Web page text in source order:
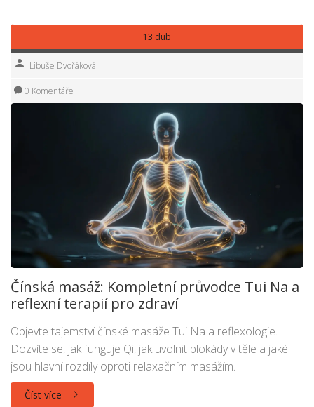
13 dub
Libuše Dvořáková
0 Komentáře
Čínská masáž: Kompletní průvodce Tui Na a
reflexní terapií pro zdraví
Objevte tajemství čínské masáže Tui Na a reflexologie.
Dozvíte se, jak funguje Qi, jak uvolnit blokády v těle a jaké
jsou hlavní rozdíly oproti relaxačním masážím.
Číst více